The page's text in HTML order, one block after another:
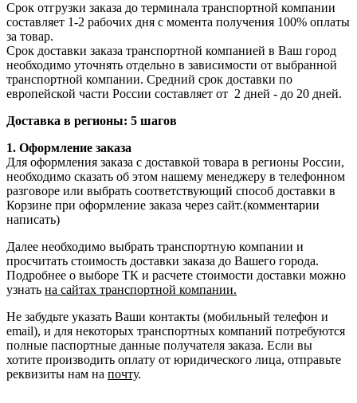
Срок отгрузки заказа до терминала транспортной компании
составляет 1-2 рабочих дня с момента получения 100% оплаты
за товар.
Срок доставки заказа транспортной компанией в Ваш город
необходимо уточнять отдельно в зависимости от выбранной
транспортной компании. Средний срок доставки по
европейской части России составляет от 2 дней - до 20 дней.
Доставка в регионы: 5 шагов
1. Оформление заказа
Для оформления заказа с доставкой товара в регионы России,
необходимо сказать об этом нашему менеджеру в телефонном
разговоре или выбрать соответствующий способ доставки в
Корзине при оформление заказа через сайт.(комментарии
написать)
Далее необходимо выбрать транспортную компании и
просчитать стоимость доставки заказа до Вашего города.
Подробнее о выборе ТК и расчете стоимости доставки можно
узнать на сайтах транспортной компании.
Не забудьте указать Ваши контакты (мобильный телефон и
email), и для некоторых транспортных компаний потребуются
полные паспортные данные получателя заказа. Если вы
хотите производить оплату от юридического лица, отправьте
реквизиты нам на почту.